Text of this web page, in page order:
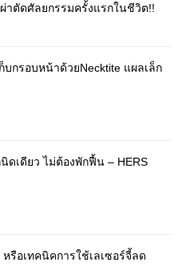
าตัดศัลยกรรมครั้งแรกในชีวิต!!
บกรอบหน้าด้วยNecktite แผลเล็ก
ดเดียว ไม่ต้องพักฟื้น – HERS
รือเทคนิคการใช้เลเซอร์จี้ลด